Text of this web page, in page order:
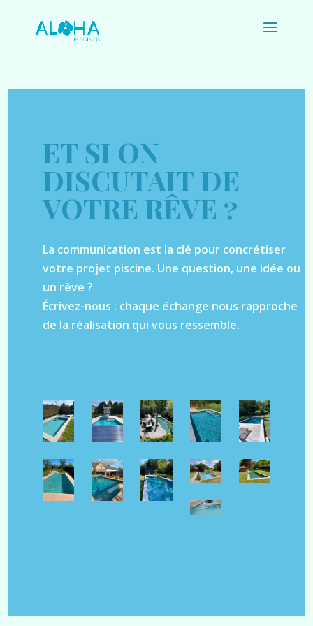
ET SI ON
DISCUTAIT DE
VOTRE RÊVE ?
La communication est la clé pour concrétiser
votre projet piscine. Une question, une idée ou
un rêve ?
Écrivez-nous : chaque échange nous rapproche
de la réalisation qui vous ressemble.